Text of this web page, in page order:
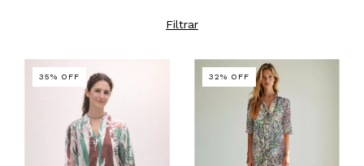
Filtrar
35% OFF 32% OFF